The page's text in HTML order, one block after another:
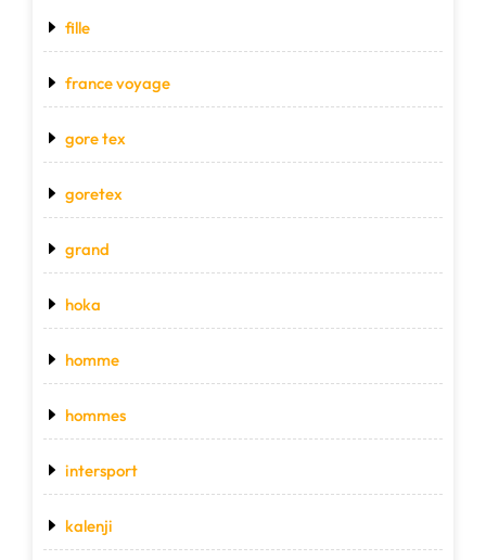
fille
france voyage
gore tex
goretex
grand
hoka
homme
hommes
intersport
kalenji